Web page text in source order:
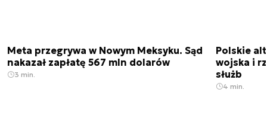
Meta przegrywa w Nowym Meksyku. Sąd
nakazał zapłatę 567 mln dolarów
3 min.
Polskie
wojska i
służb
4 min.